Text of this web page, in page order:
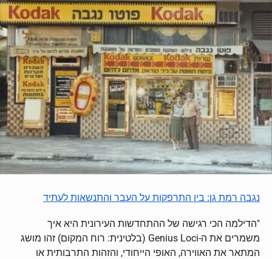
נגבה רמת גן: בין התרפקות על העבר והתנשאות לעתיד
"הדילמה הכי רגישה של ההתחדשות העירונית היא איך
משמרים את ה-Genius Loci (בלטינית: רוח המקום) זהו מושג
המתאר את האווירה, האופי הייחודי, והזהות התרבותית או